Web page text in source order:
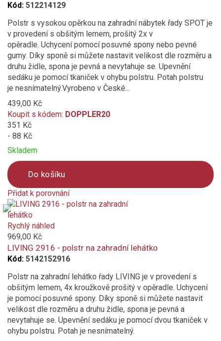
Kód: 512214129
Polstr s vysokou opěrkou na zahradní nábytek řady SPOT je
v provedení s obšitým lemem, prošitý 2x v
opěradle. Uchycení pomocí posuvné spony nebo pevné
gumy. Díky sponě si můžete nastavit velikost dle rozměru a
druhu židle, spona je pevná a nevytahuje se. Upevnění
sedáku je pomocí tkaniček v ohybu polstru. Potah polstru
je nesnímatelný.Vyrobeno v České...
439,00 Kč
Koupit s kódem: DOPPLER20
351 Kč
- 88 Kč
Skladem
Do košíku
Přidat k porovnání
Product
is
added
to
compare
Rychlý náhled
969,00 Kč
LIVING 2916 - polstr na zahradní lehátko
Kód: 5142152916
Polstr na zahradní lehátko řady LIVING je v provedení s
obšitým lemem, 4x kroužkově prošitý v opěradle. Uchycení
je pomocí posuvné spony. Díky sponě si můžete nastavit
velikost dle rozměru a druhu židle, spona je pevná a
nevytahuje se. Upevnění sedáku je pomocí dvou tkaniček v
ohybu polstru. Potah je nesnímatelný.